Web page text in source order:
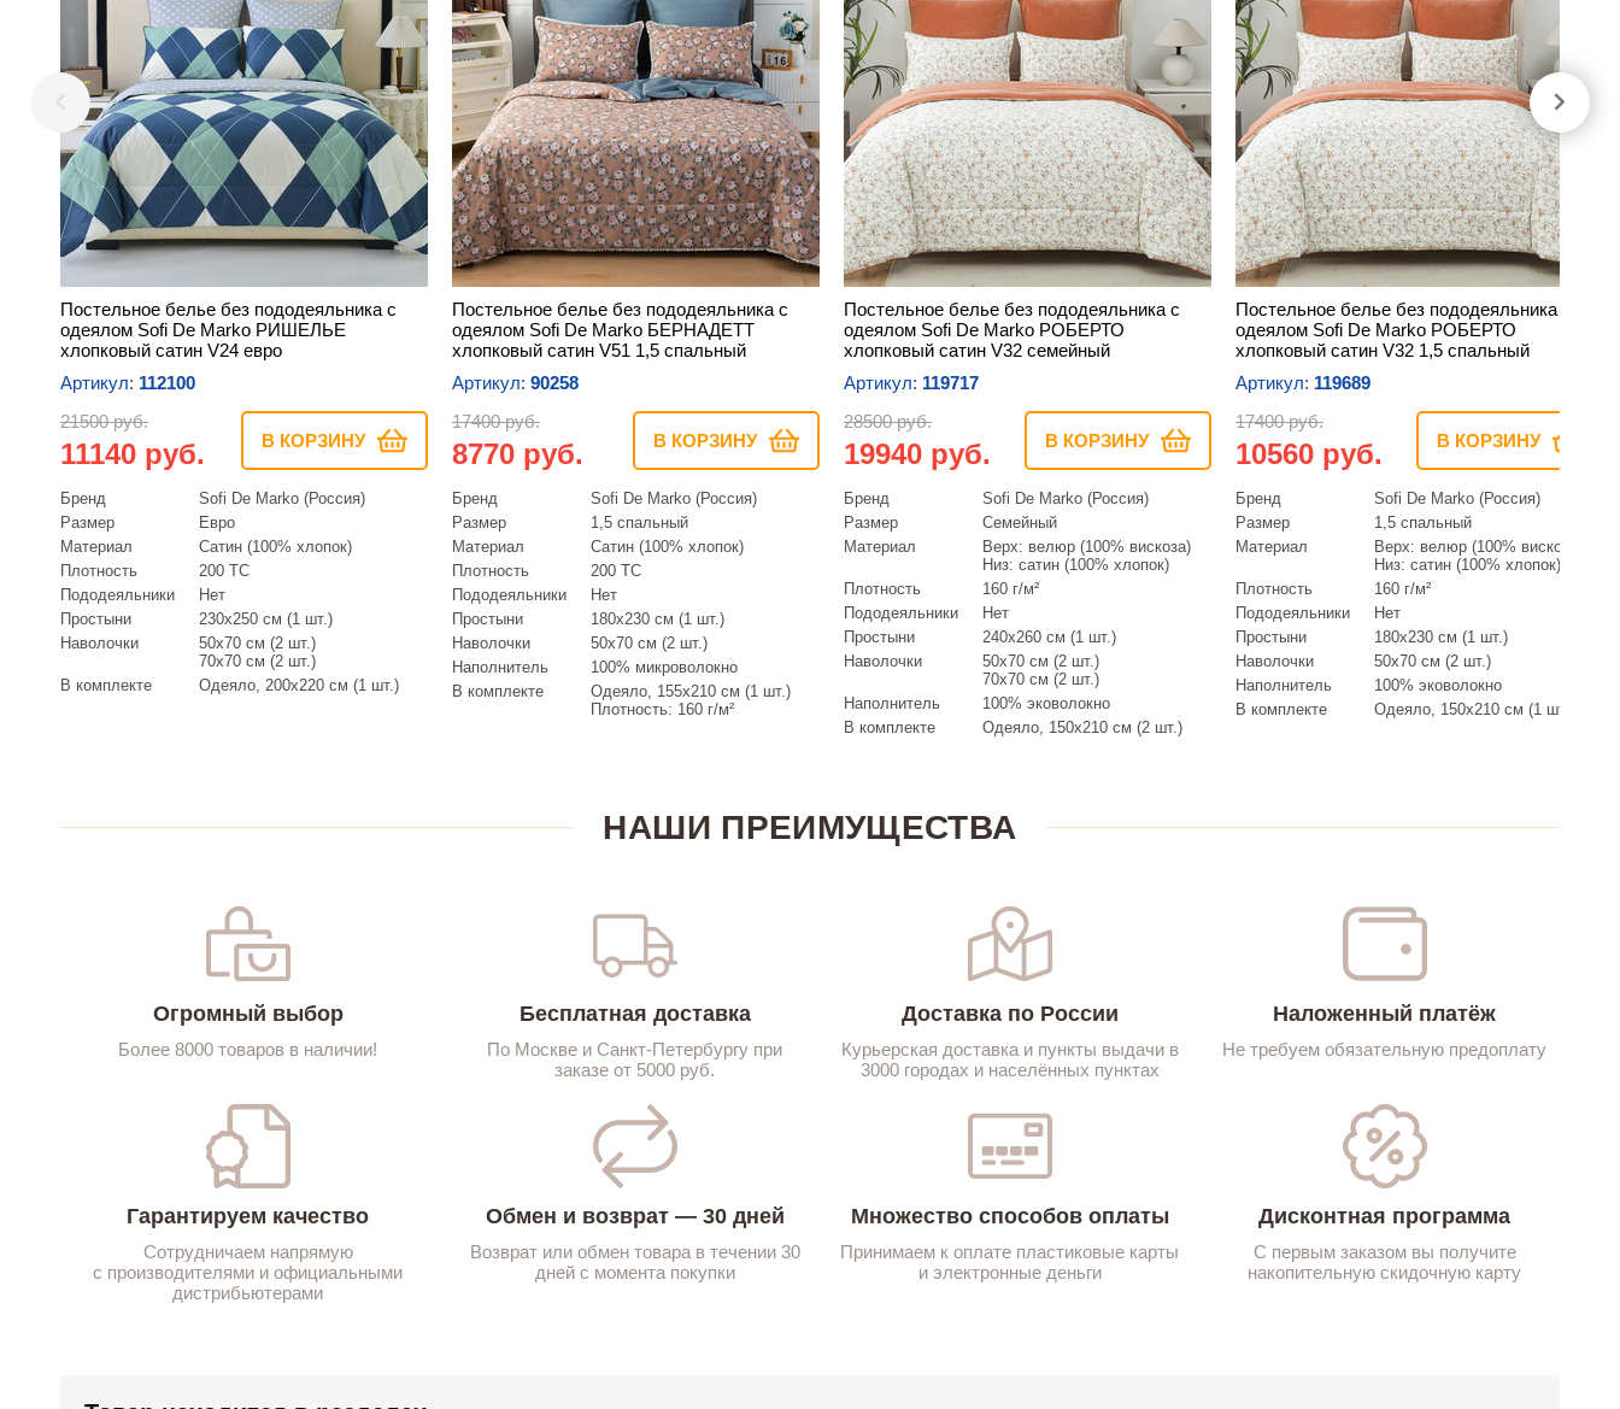
Постельное белье без пододеяльника с
одеялом Sofi De Marko РИШЕЛЬЕ
хлопковый сатин V24 евро
Артикул: 112100
21500 руб.
11140 руб. В КОРЗИНУ
Бренд
Sofi De Marko (Россия)
Размер
Евро
Материал
Сатин (100% хлопок)
Плотность
200 ТС
Пододеяльники
Нет
Простыни
230х250 см (1 шт.)
Наволочки
50х70 см (2 шт.)
70х70 см (2 шт.)
В комплекте
Одеяло, 200х220 см (1 шт.)
Постельное белье без пододеяльника с
одеялом Sofi De Marko БЕРНАДЕТТ
хлопковый сатин V51 1,5 спальный
Артикул: 90258
17400 руб.
8770 руб. В КОРЗИНУ
Бренд
Sofi De Marko (Россия)
Размер
1,5 спальный
Материал
Сатин (100% хлопок)
Плотность
200 ТС
Пододеяльники
Нет
Простыни
180х230 см (1 шт.)
Наволочки
50х70 см (2 шт.)
Наполнитель
100% микроволокно
В комплекте
Одеяло, 155х210 см (1 шт.)
Плотность: 160 г/м²
Постельное белье без пододеяльника с
одеялом Sofi De Marko РОБЕРТО
хлопковый сатин V32 семейный
Артикул: 119717
28500 руб.
19940 руб. В КОРЗИНУ
Бренд
Sofi De Marko (Россия)
Размер
Семейный
Материал
Верх: велюр (100% вискоза)
Низ: сатин (100% хлопок)
Плотность
160 г/м²
Пододеяльники
Нет
Простыни
240х260 см (1 шт.)
Наволочки
50х70 см (2 шт.)
70х70 см (2 шт.)
Наполнитель
100% эковолокно
В комплекте
Одеяло, 150х210 см (2 шт.)
Постельное белье без пододеяльника с
одеялом Sofi De Marko РОБЕРТО
хлопковый сатин V32 1,5 спальный
Артикул: 119689
17400 руб.
10560 руб. В КОРЗИНУ
Бренд
Sofi De Marko (Россия)
Размер
1,5 спальный
Материал
Верх: велюр (100% вискоза)
Низ: сатин (100% хлопок)
Плотность
160 г/м²
Пододеяльники
Нет
Простыни
180х230 см (1 шт.)
Наволочки
50х70 см (2 шт.)
Наполнитель
100% эковолокно
В комплекте
Одеяло, 150х210 см (1 шт.)
НАШИ ПРЕИМУЩЕСТВА
Огромный выбор
Более 8000 товаров в наличии!
Бесплатная доставка
По Москве и Санкт-Петербургу при
заказе от 5000 руб.
Доставка по России
Курьерская доставка и пункты выдачи в
3000 городах и населённых пунктах
Наложенный платёж
Не требуем обязательную предоплату
Гарантируем качество
Сотрудничаем напрямую
с производителями и официальными
дистрибьютерами
Обмен и возврат — 30 дней
Возврат или обмен товара в течении 30
дней с момента покупки
Множество способов оплаты
Принимаем к оплате пластиковые карты
и электронные деньги
Дисконтная программа
С первым заказом вы получите
накопительную скидочную карту